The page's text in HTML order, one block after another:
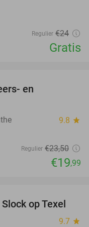
Regulier €24
Gratis
en
9.8 star
Regulier €23,50
€19,99
49%
op Texel
9.7 star